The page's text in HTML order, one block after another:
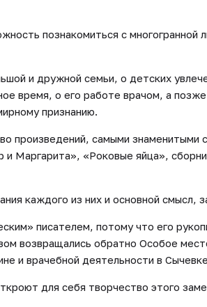
познакомиться с многогранной
и дружной семьи, о детских
время, о его работе врачом, а
признанию.
произведений, самыми знаменитыми
Маргарита», «Роковые яйца»,
каждого из них и основной смысл,
писателем, потому что его
возвращались обратно Особое
и врачебной деятельности в
для себя творчество этого